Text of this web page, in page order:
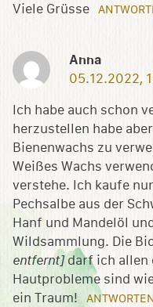
Viele Grüsse
Anna
05.12.2022,
Ich habe auch schon
herzustellen habe
Bienenwachs zu
Weißes Wachs
verstehe. Ich kaufe
Pechsalbe aus der
Hanf und Mandelöl
Wildsammlung. Die
entfernt]darf ich allen
Hautprobleme sind
ein Traum!
ANTWORTEN